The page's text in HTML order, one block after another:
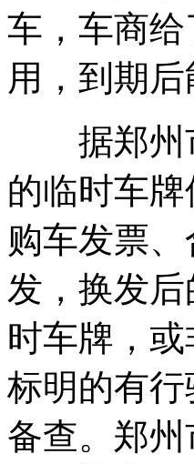
车，车商
用，到期后
据郑州市
的临时车
购车发票
发，换发
时车牌，
标明的有
备查。郑